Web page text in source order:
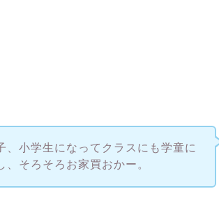
、小学生になってクラスにも学童に
、そろそろお家買おかー。